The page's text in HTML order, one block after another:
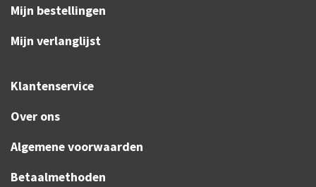
Mijn bestellingen
Mijn verlanglijst
Klantenservice
Over ons
Algemene voorwaarden
Betaalmethoden